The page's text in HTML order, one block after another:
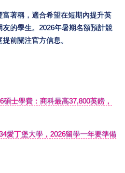
著稱，適合希望在短期內提升英
的學生。2026年暑期名額預計競
前關注官方信息。
碩士學費：商科最高37,800英鎊，
愛丁堡大學，2026留學一年要準備